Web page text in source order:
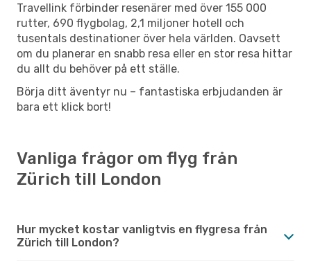
Travellink förbinder resenärer med över 155 000
rutter, 690 flygbolag, 2,1 miljoner hotell och
tusentals destinationer över hela världen. Oavsett
om du planerar en snabb resa eller en stor resa hittar
du allt du behöver på ett ställe.
Börja ditt äventyr nu – fantastiska erbjudanden är
bara ett klick bort!
Vanliga frågor om flyg från
Zürich till London
Hur mycket kostar vanligtvis en flygresa från
Zürich till London?